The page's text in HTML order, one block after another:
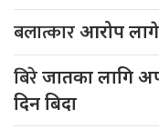
बलात्कारआरोप
बिरेजातका लागि
दिन बिदा